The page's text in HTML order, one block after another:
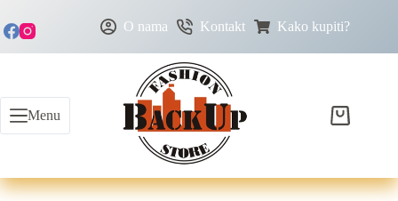
O nama Kontakt Kako kupiti?
Menu